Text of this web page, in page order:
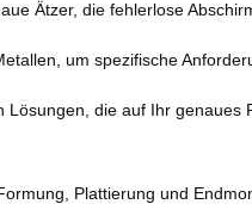
Ätzer, die fehlerlose
um spezifische
die auf Ihr
Plattierung und